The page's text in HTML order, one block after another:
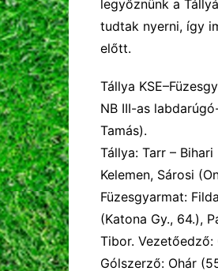
legyőznünk a
tudtak nyerni, így
előtt.
Tállya
NB III-as
Tamás).
Tállya: Tarr –
Kelemen, Sárosi
Füzesgyarmat:
(Katona Gy., 64.),
Tibor. Vezetőedző:
Gólszerző: Ohár